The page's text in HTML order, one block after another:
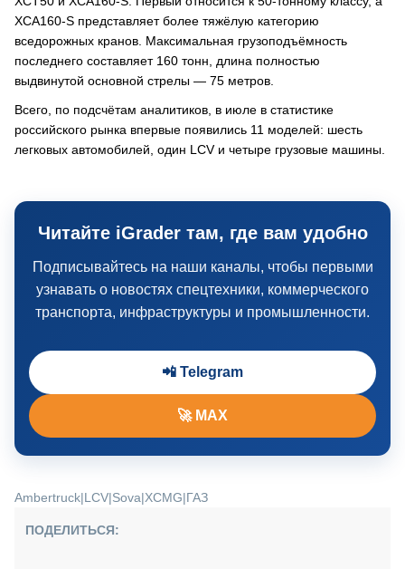
XCA160-S представляет более тяжёлую категорию
вседорожных кранов. Максимальная грузоподъёмность
последнего составляет 160 тонн, длина полностью
выдвинутой основной стрелы — 75 метров.
Всего, по подсчётам аналитиков, в июле в статистике
российского рынка впервые появились 11 моделей: шесть
легковых автомобилей, один LCV и четыре грузовые машины.
Читайте iGrader там, где вам удобно
Подписывайтесь на наши каналы, чтобы первыми
узнавать о новостях спецтехники, коммерческого
транспорта, инфраструктуры и промышленности.
📲 Telegram
🚀 MAX
Ambertruck|LCV|Sova|XCMG|ГАЗ
ПОДЕЛИТЬСЯ: